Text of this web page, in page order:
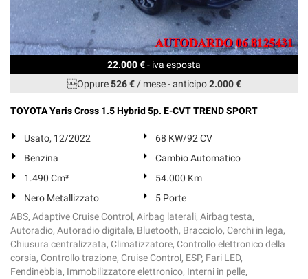
22.000 €- iva esposta
Oppure526 €/ mese-anticipo2.000 €
TOYOTA Yaris Cross 1.5 Hybrid 5p. E-CVT TREND SPORT
Usato, 12/2022
68 KW/92 CV
Benzina
Cambio Automatico
1.490 Cm³
54.000 Km
Nero Metallizzato
5 Porte
ABS, Adaptive Cruise Control, Airbag laterali, Airbag testa,
Autoradio, Autoradio digitale, Bluetooth, Bracciolo, Cerchi in lega,
Chiusura centralizzata, Climatizzatore, Controllo elettronico della
corsia, Controllo trazione, Cruise Control, ESP, Fari LED,
Fendinebbia, Immobilizzatore elettronico, Interni in pelle,